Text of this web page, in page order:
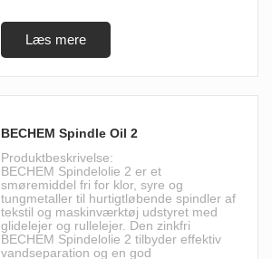
BECHEM Spindle Oil 2
Produktbeskrivelse:
BECHEM Spindelolie 2 er et
smøremiddel fri for klor, syre og
tungmetaller til hurtigtløbende spindler af
tekstil og maskinværktøj udstyret med
glidelejer og rullelejer. Den zinkfri
BECHEM Spindelolie 2 tilbyder effektiv
vandseparation og en god